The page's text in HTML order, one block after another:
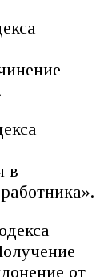
в
от